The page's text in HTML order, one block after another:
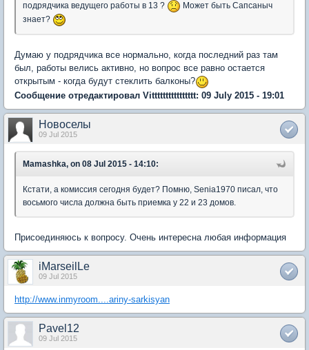
подрядчика ведущего работы в 13 ?
Может быть Сапсаныч
знает?
Думаю у подрядчика все нормально, когда последний раз там
был, работы велись активно, но вопрос все равно остается
открытым - когда будут стеклить балконы?
Сообщение отредактировал Vitttttttttttttttt: 09 July 2015 - 19:01
Новоселы
09 Jul 2015
Mamashka, on 08 Jul 2015 - 14:10:
Кстати, а комиссия сегодня будет? Помню, Senia1970 писал, что
восьмого числа должна быть приемка у 22 и 23 домов.
Присоединяюсь к вопросу. Очень интересна любая информация
iMarseilLe
09 Jul 2015
http://www.inmyroom....ariny-sarkisyan
Pavel12
09 Jul 2015